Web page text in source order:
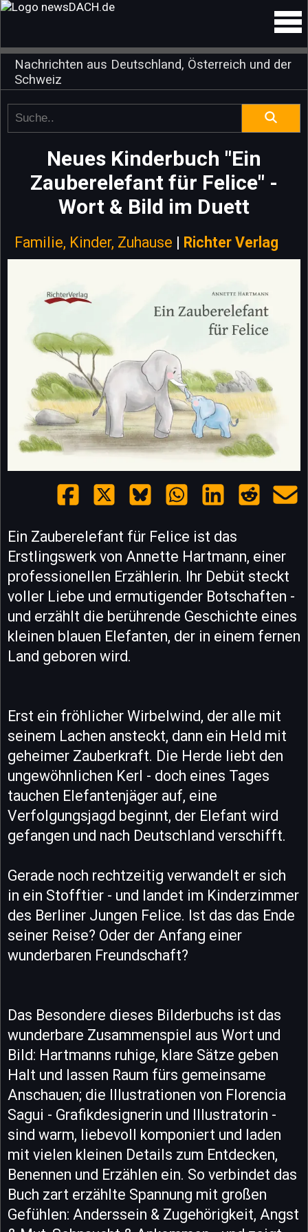
Nachrichten aus Deutschland, Österreich und der
Schweiz
Neues Kinderbuch "Ein
Zauberelefant für Felice" -
Wort & Bild im Duett
Familie, Kinder, Zuhause | Richter Verlag
Ein Zauberelefant für Felice ist das
Erstlingswerk von Annette Hartmann, einer
professionellen Erzählerin. Ihr Debüt steckt
voller Liebe und ermutigender Botschaften -
und erzählt die berührende Geschichte eines
kleinen blauen Elefanten, der in einem fernen
Land geboren wird.
Erst ein fröhlicher Wirbelwind, der alle mit
seinem Lachen ansteckt, dann ein Held mit
geheimer Zauberkraft. Die Herde liebt den
ungewöhnlichen Kerl - doch eines Tages
tauchen Elefantenjäger auf, eine
Verfolgungsjagd beginnt, der Elefant wird
gefangen und nach Deutschland verschifft.
Gerade noch rechtzeitig verwandelt er sich
in ein Stofftier - und landet im Kinderzimmer
des Berliner Jungen Felice. Ist das das Ende
seiner Reise? Oder der Anfang einer
wunderbaren Freundschaft?
Das Besondere dieses Bilderbuchs ist das
wunderbare Zusammenspiel aus Wort und
Bild: Hartmanns ruhige, klare Sätze geben
Halt und lassen Raum fürs gemeinsame
Anschauen; die Illustrationen von Florencia
Sagui - Grafikdesignerin und Illustratorin -
sind warm, liebevoll komponiert und laden
mit vielen kleinen Details zum Entdecken,
Benennen und Erzählen ein. So verbindet das
Buch zart erzählte Spannung mit großen
Gefühlen: Anderssein & Zugehörigkeit, Angst